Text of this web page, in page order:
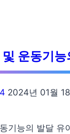
운동기능
2024년 01월
기능의 발달 유